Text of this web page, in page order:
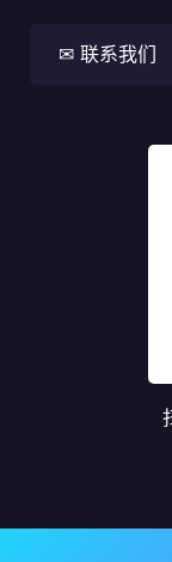
✉ 联系我们